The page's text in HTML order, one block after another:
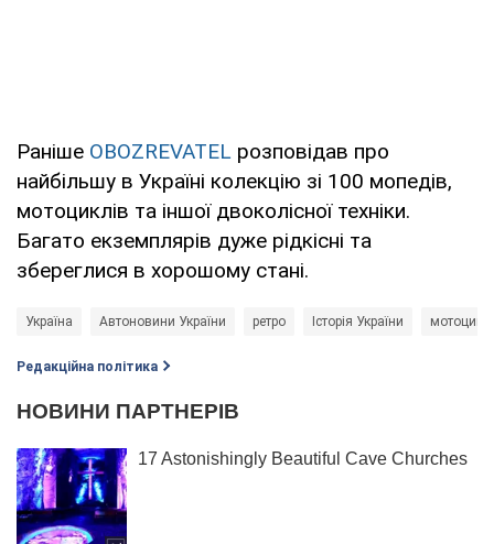
Раніше OBOZREVATEL розповідав про
найбільшу в Україні колекцію зі 100 мопедів,
мотоциклів та іншої двоколісної техніки.
Багато екземплярів дуже рідкісні та
збереглися в хорошому стані.
Україна Автоновини України ретро Історія України мотоцикл
Редакційна політика